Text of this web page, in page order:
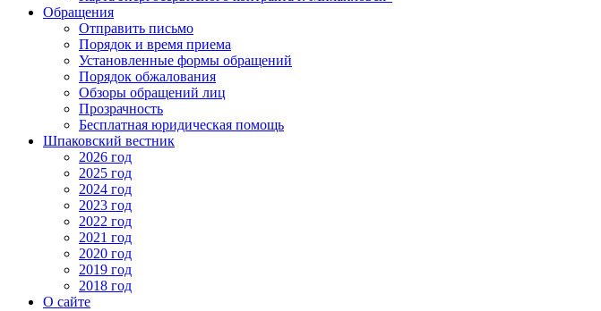
Обращения
Отправить письмо
Порядок и время приема
Установленные формы обращений
Порядок обжалования
Обзоры обращений лиц
Прозрачность
Бесплатная юридическая помощь
Шпаковский вестник
2026 год
2025 год
2024 год
2023 год
2022 год
2021 год
2020 год
2019 год
2018 год
О сайте